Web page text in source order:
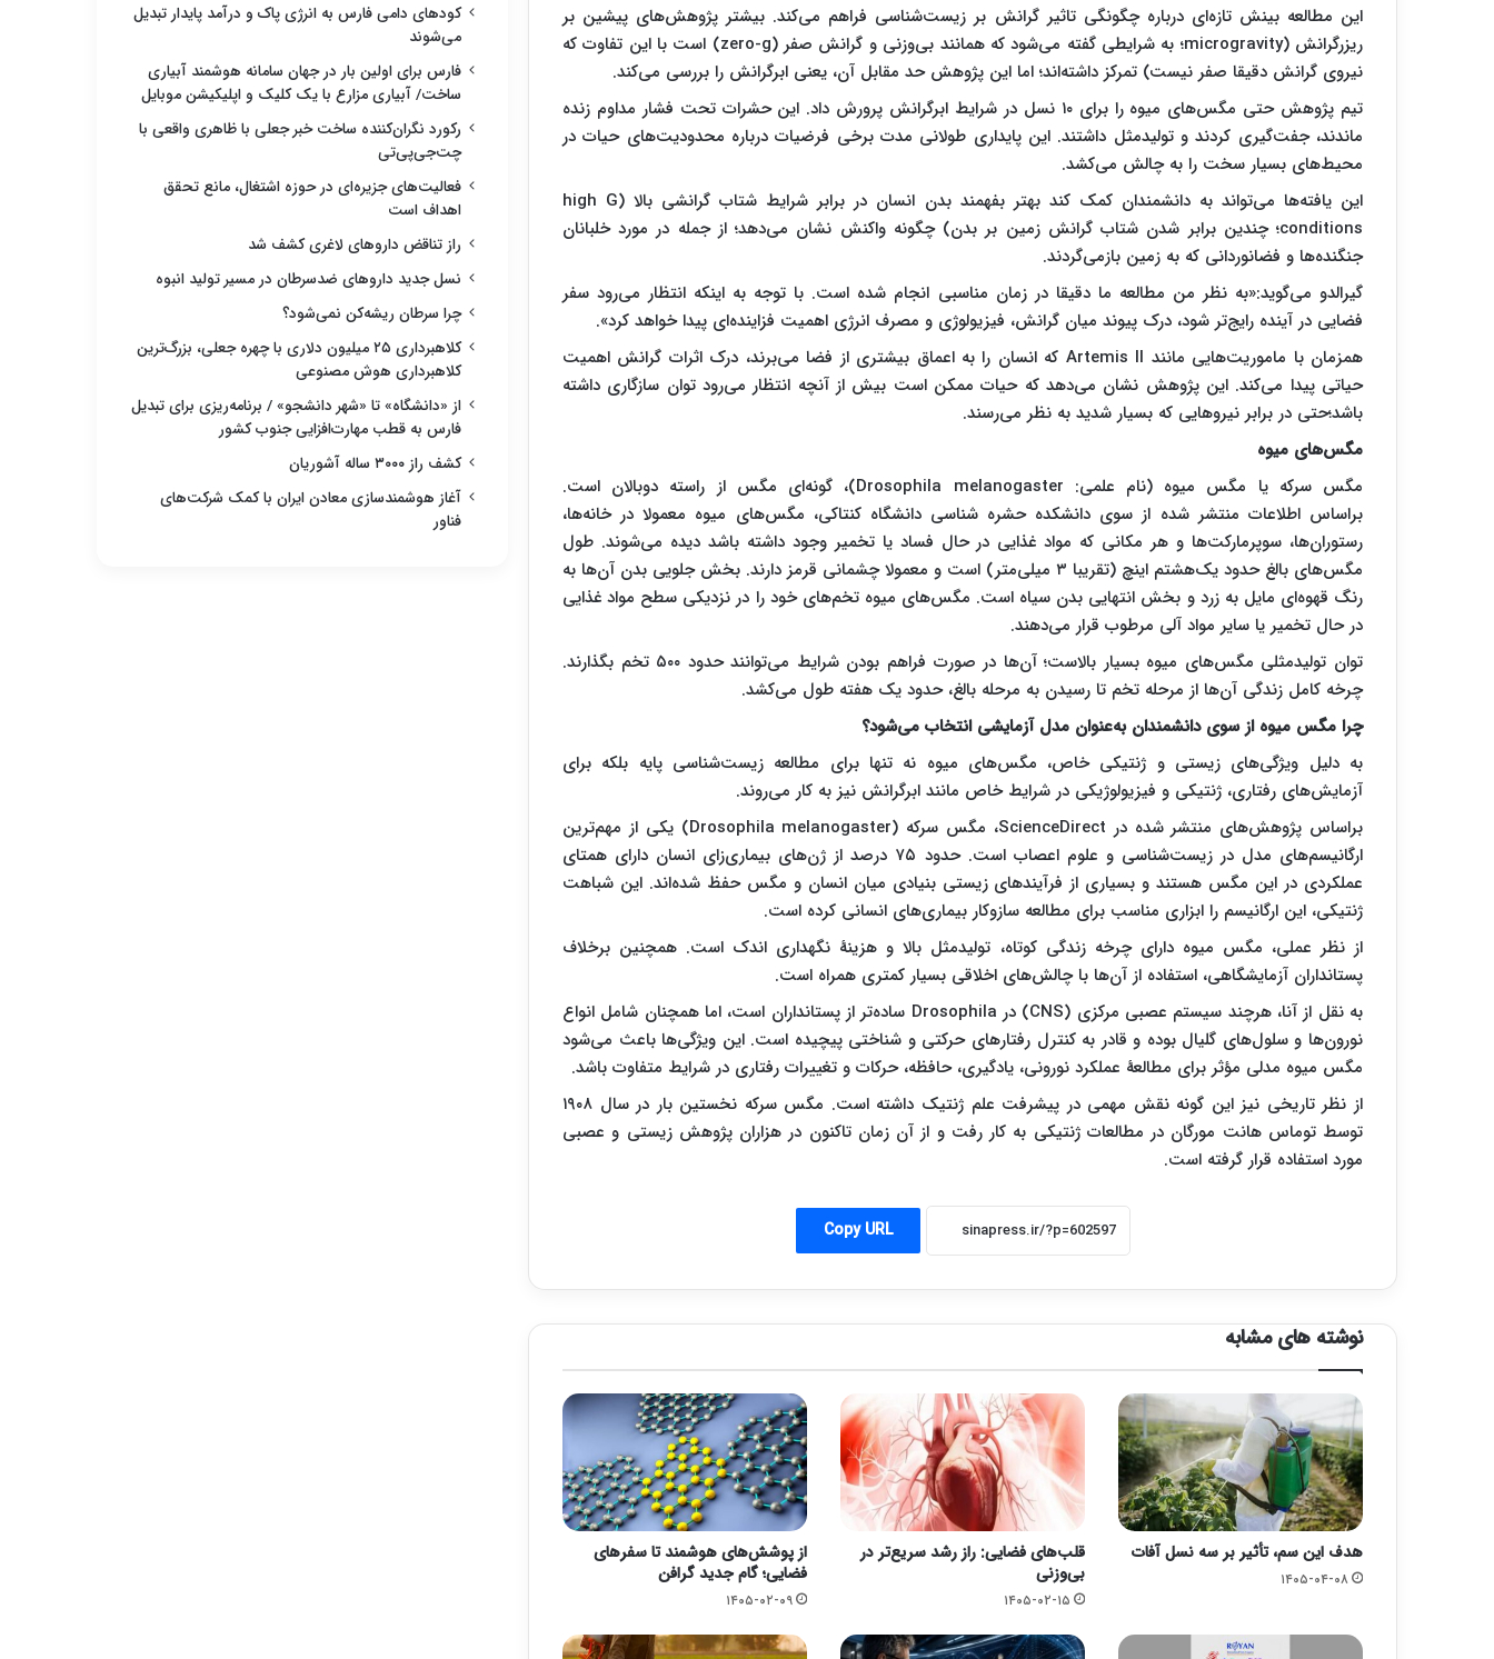
این مطالعه بینش تازه‌ای درباره چگونگی تاثیر گرانش بر زیست‌شناسی فراهم می‌کند. بیشتر پژوهش‌های پیشین بر
ریزرگرانش (microgravity؛ به شرایطی گفته می‌شود که همانند بی‌وزنی و گرانش صفر (zero-g) است با این تفاوت که
نیروی گرانش دقیقا صفر نیست) تمرکز داشته‌اند؛ اما این پژوهش حد مقابل آن، یعنی ابرگرانش را بررسی می‌کند.
تیم پژوهش حتی مگس‌های میوه را برای ۱۰ نسل در شرایط ابرگرانش پرورش داد. این حشرات تحت فشار مداوم زنده
ماندند، جفت‌گیری کردند و تولیدمثل داشتند. این پایداری طولانی‌ مدت برخی فرضیات درباره محدودیت‌های حیات در
محیط‌های بسیار سخت را به چالش می‌کشد.
این یافته‌ها می‌تواند به دانشمندان کمک کند بهتر بفهمند بدن انسان در برابر شرایط شتاب گرانشی بالا (high G
conditions؛ چندین برابر شدن شتاب گرانش زمین بر بدن) چگونه واکنش نشان می‌دهد؛ از جمله در مورد خلبانان
جنگنده‌ها و فضانوردانی که به زمین بازمی‌گردند.
گیرالدو می‌گوید:«به نظر من مطالعه ما دقیقا در زمان مناسبی انجام شده است. با توجه به اینکه انتظار می‌رود سفر
فضایی در آینده رایج‌تر شود، درک پیوند میان گرانش، فیزیولوژی و مصرف انرژی اهمیت فزاینده‌ای پیدا خواهد کرد».
همزمان با ماموریت‌هایی مانند Artemis II که انسان را به اعماق بیشتری از فضا می‌برند، درک اثرات گرانش اهمیت
حیاتی پیدا می‌کند. این پژوهش نشان می‌دهد که حیات ممکن است بیش از آنچه انتظار می‌رود توان سازگاری داشته
باشد؛حتی در برابر نیروهایی که بسیار شدید به نظر می‌رسند.
مگس‌های میوه
مگس سرکه یا مگس میوه (نام علمی: Drosophila melanogaster)، گونه‌ای مگس از راسته دوبالان است.
براساس اطلاعات منتشر شده از سوی دانشکده حشره شناسی دانشگاه کنتاکی، مگس‌های میوه معمولا در خانه‌ها،
رستوران‌ها، سوپرمارکت‌ها و هر مکانی که مواد غذایی در حال فساد یا تخمیر وجود داشته باشد دیده می‌شوند. طول
مگس‌های بالغ حدود یک‌هشتم اینچ (تقریبا ۳ میلی‌متر) است و معمولا چشمانی قرمز دارند. بخش جلویی بدن آن‌ها به
رنگ قهوه‌ای مایل به زرد و بخش انتهایی بدن سیاه است. مگس‌های میوه تخم‌های خود را در نزدیکی سطح مواد غذایی
در حال تخمیر یا سایر مواد آلی مرطوب قرار می‌دهند.
توان تولیدمثلی مگس‌های میوه بسیار بالاست؛ آن‌ها در صورت فراهم بودن شرایط می‌توانند حدود ۵۰۰ تخم بگذارند.
چرخه کامل زندگی آن‌ها از مرحله تخم تا رسیدن به مرحله بالغ، حدود یک هفته طول می‌کشد.
چرا مگس میوه از سوی دانشمندان به‌عنوان مدل آزمایشی انتخاب می‌شود؟
به دلیل ویژگی‌های زیستی و ژنتیکی خاص، مگس‌های میوه نه ‌تنها برای مطالعه زیست‌شناسی پایه بلکه برای
آزمایش‌های رفتاری، ژنتیکی و فیزیولوژیکی در شرایط خاص مانند ابرگرانش نیز به کار می‌روند.
براساس پژوهش‌های منتشر شده در ScienceDirect، مگس سرکه (Drosophila melanogaster) یکی از مهم‌ترین
ارگانیسم‌های مدل در زیست‌شناسی و علوم اعصاب است. حدود ۷۵ درصد از ژن‌های بیماری‌زای انسان دارای همتای
عملکردی در این مگس هستند و بسیاری از فرآیندهای زیستی بنیادی میان انسان و مگس حفظ شده‌اند. این شباهت
ژنتیکی، این ارگانیسم را ابزاری مناسب برای مطالعه سازوکار بیماری‌های انسانی کرده است.
از نظر عملی، مگس میوه دارای چرخه زندگی کوتاه، تولیدمثل بالا و هزینهٔ نگهداری اندک است. همچنین برخلاف
پستانداران آزمایشگاهی، استفاده از آن‌ها با چالش‌های اخلاقی بسیار کمتری همراه است.
به نقل از آنا، هرچند سیستم عصبی مرکزی (CNS) در Drosophila ساده‌تر از پستانداران است، اما همچنان شامل انواع
نورون‌ها و سلول‌های گلیال بوده و قادر به کنترل رفتارهای حرکتی و شناختی پیچیده است. این ویژگی‌ها باعث می‌شود
مگس میوه مدلی مؤثر برای مطالعهٔ عملکرد نورونی، یادگیری، حافظه، حرکات و تغییرات رفتاری در شرایط متفاوت باشد.
از نظر تاریخی نیز این گونه نقش مهمی در پیشرفت علم ژنتیک داشته است. مگس سرکه نخستین بار در سال ۱۹۰۸
توسط توماس هانت مورگان در مطالعات ژنتیکی به کار رفت و از آن زمان تاکنون در هزاران پژوهش زیستی و عصبی
مورد استفاده قرار گرفته است.
Copy URL
نوشته های مشابه
هدف این سم، تأثیر بر سه نسل آفات
۱۴۰۵-۰۴-۰۸
قلب‌های فضایی: راز رشد سریع‌تر در
بی‌وزنی
۱۴۰۵-۰۲-۱۵
از پوشش‌های هوشمند تا سفرهای
فضایی؛ گام جدید گرافن
۱۴۰۵-۰۲-۰۹
کودهای دامی فارس به انرژی پاک و درآمد پایدار تبدیل
می‌شوند
فارس برای اولین بار در جهان سامانه هوشمند آبیاری
ساخت/ آبیاری مزارع با یک کلیک و اپلیکیشن موبایل
رکورد نگران‌کننده ساخت خبر جعلی با ظاهری واقعی با
چت‌جی‌پی‌تی
فعالیت‌های جزیره‌ای در حوزه اشتغال، مانع تحقق
اهداف است
راز تناقض داروهای لاغری کشف شد
نسل جدید داروهای ضدسرطان در مسیر تولید انبوه
چرا سرطان ریشه‌کن نمی‌شود؟
کلاهبرداری ۲۵ میلیون دلاری با چهره جعلی، بزرگ‌ترین
کلاهبرداری هوش مصنوعی
از «دانشگاه» تا «شهر دانشجو» / برنامه‌ریزی برای تبدیل
فارس به قطب مهارت‌افزایی جنوب کشور
کشف راز ۳۰۰۰ ساله آشوریان
آغاز هوشمندسازی معادن ایران با کمک شرکت‌های
فناور